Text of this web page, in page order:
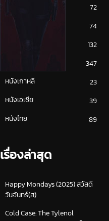
72
74
132
347
หนังเกาหลี
23
หนังเอเชีย
39
หนังไทย
89
เรื่องล่าสุด
Happy Mondays (2025) สวัสดี
วันจันทร์(ส)
Cold Case: The Tylenol